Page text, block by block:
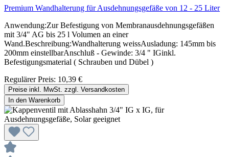
Premium Wandhalterung für Ausdehnungsgefäße von 12 - 25 Liter
Anwendung:Zur Befestigung von Membranausdehnungsgefäßen
mit 3/4" AG bis 25 l Volumen an einer
Wand.Beschreibung:Wandhalterung weissAusladung: 145mm bis
200mm einstellbarAnschluß - Gewinde: 3/4 " IGinkl.
Befestigungsmaterial ( Schrauben und Dübel )
Regulärer Preis: 10,39 €
Preise inkl. MwSt. zzgl. Versandkosten
In den Warenkorb